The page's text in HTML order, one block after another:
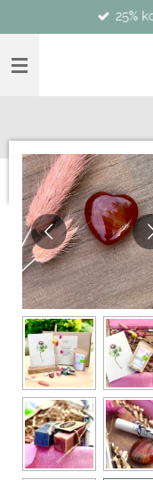
direct
naar
hoofdinhoud
25%